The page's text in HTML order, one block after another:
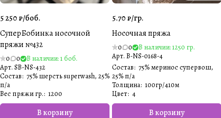
5 250 ₽/боб.
СуперБобинка носочной
пряжи №432
0 0
В наличии: 1 боб.
Арт. SB-NS-432
В корзину
Состав: 75% шерсть superwash, 25%
п/а
Вес пряжи гр.: 1200
5.70 ₽/гр.
Носочная пряжа
0 0
В наличии: 1250 гр.
Арт. B-NS-0168-4
В корзину
Состав: 75% меринос супервош,
25% п/а
Толщина: 100гр/410м
Цвет: 4